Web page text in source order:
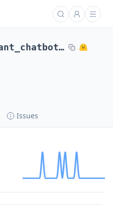
assistant_chatbot_dataset
Issues